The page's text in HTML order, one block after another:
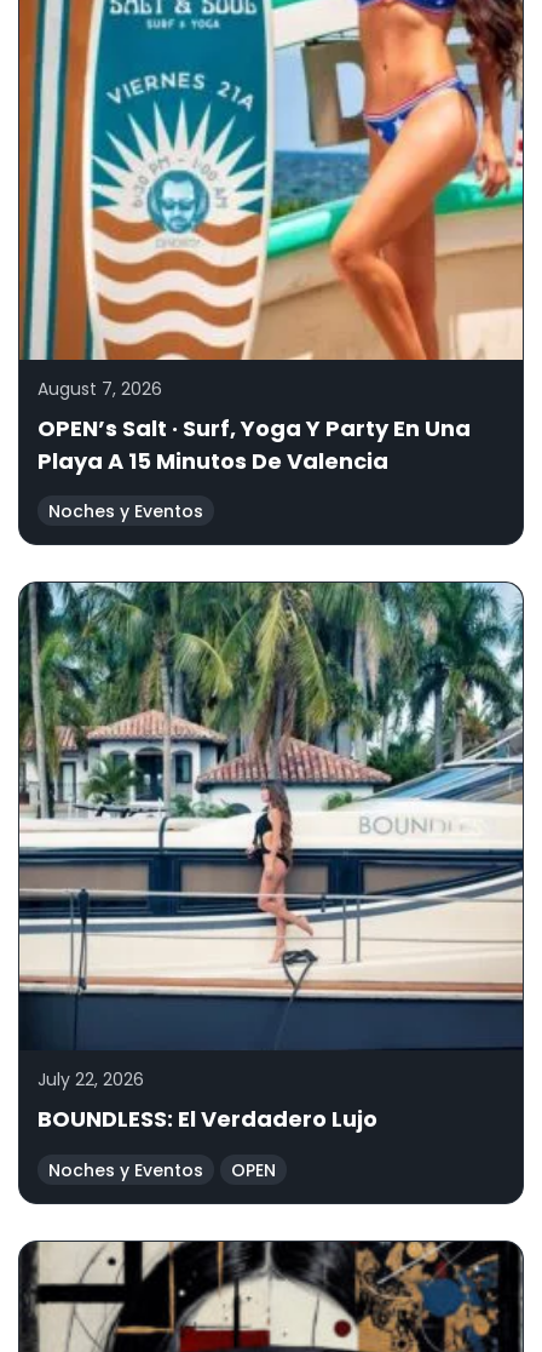
August 7, 2026
OPEN’s Salt · Surf, Yoga Y Party En Una
Playa A 15 Minutos De Valencia
Noches y Eventos
July 22, 2026
BOUNDLESS: El Verdadero Lujo
Noches y Eventos OPEN